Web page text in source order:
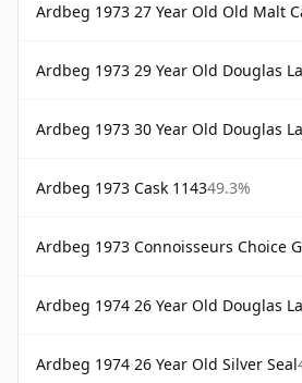
Ardbeg 1973 27 Year Old Old Malt Cask
Ardbeg 1973 29 Year Old Douglas Laing
Ardbeg 1973 30 Year Old Douglas Laing
Ardbeg 1973 Cask 114349.3%
Ardbeg 1973 Connoisseurs Choice
Ardbeg 1974 26 Year Old Douglas Laing
Ardbeg 1974 26 Year Old Silver Seal